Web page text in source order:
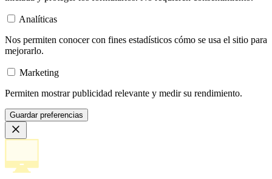
Analíticas
Nos permiten conocer con fines estadísticos cómo se usa el sitio para
mejorarlo.
Marketing
Permiten mostrar publicidad relevante y medir su rendimiento.
Guardar preferencias